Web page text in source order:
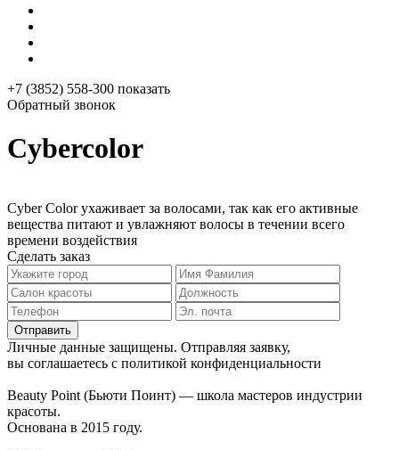
+7 (3852) 558-300 показать
Обратный звонок
Cybercolor
Cyber Color ухаживает за волосами, так как его активные
вещества питают и увлажняют волосы в течении всего
времени воздействия
Сделать заказ
Личные данные защищены. Отправляя заявку,
вы соглашаетесь с политикой конфиденциальности
Beauty Point (Бьюти Поинт) — школа мастеров индустрии
красоты.
Основана в 2015 году.